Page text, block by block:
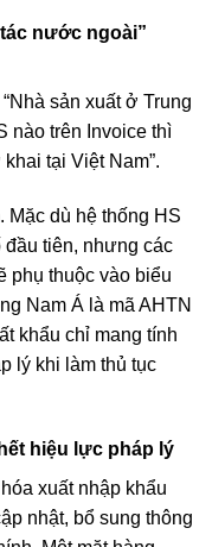
nước ngoài”
sản xuất ở Trung
nào trên Invoice thì
tại Việt Nam”.
dù hệ thống HS
tiên, nhưng các
phụ thuộc vào biểu
Nam Á là mã AHTN
khẩu chỉ mang tính
lý khi làm thủ tục
hiệu lực pháp lý
xuất nhập khẩu
nhật, bổ sung thông